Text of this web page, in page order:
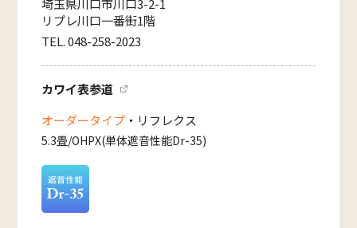
埼玉県川口市川口3-2-1
リプレ川口一番街1階
TEL. 048-258-2023
カワイ表参道
オーダータイプ ・リフレクス
5.3畳/OHPX(単体遮音性能Dr-35)